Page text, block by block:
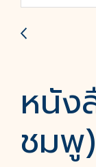
หนัง
ชมพู)